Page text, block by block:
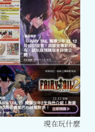
現在玩什麼